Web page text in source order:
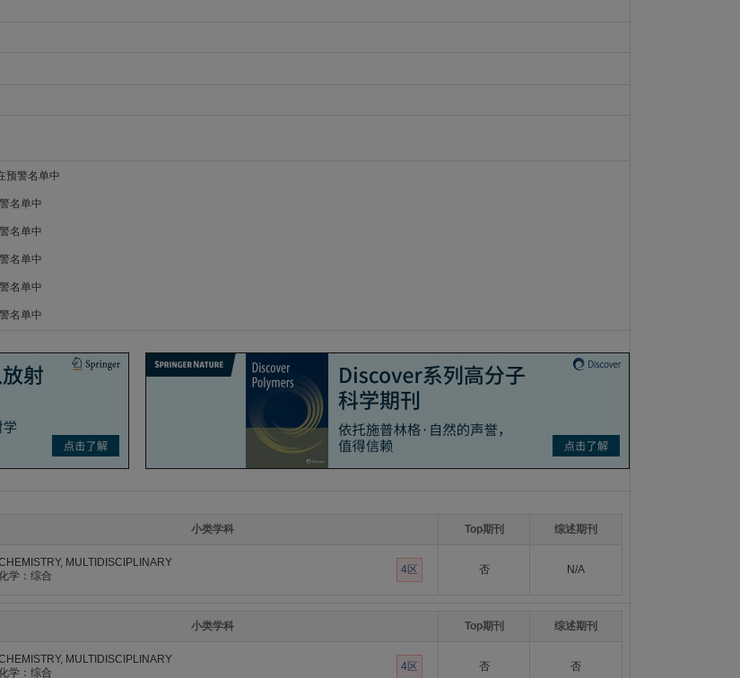
预警名单中
名单中
名单中
名单中
名单中
名单中
小类学科 Top期刊 综述期刊
MULTIDISCIPLINARY
学：综合
4区 否 N/A
小类学科 Top期刊 综述期刊
MULTIDISCIPLINARY
学：综合
4区 否 否